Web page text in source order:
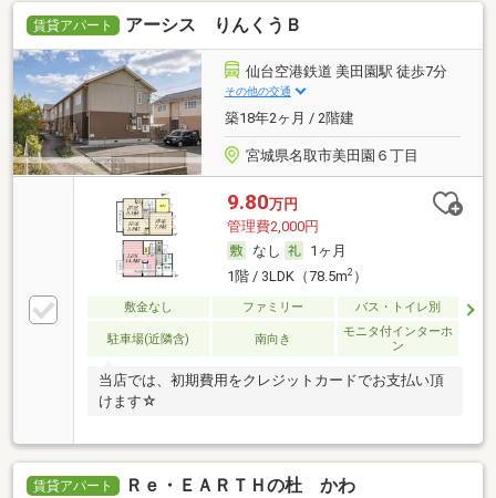
賃貸アパート アーシス りんくうＢ
仙台空港鉄道 美田園駅 徒歩7分
その他の交通
築18年2ヶ月 / 2階建
宮城県名取市美田園６丁目
9.80万円
管理費2,000円
なし
1ヶ月
1階 / 3LDK（78.5m2）
敷金なし ファミリー バス・トイレ別
駐車場(近隣含) 南向き
モニタ付インターホ
ン
当店では、初期費用をクレジットカードでお支払い頂
けます☆
賃貸アパート Ｒｅ・ＥＡＲＴＨの杜 かわ